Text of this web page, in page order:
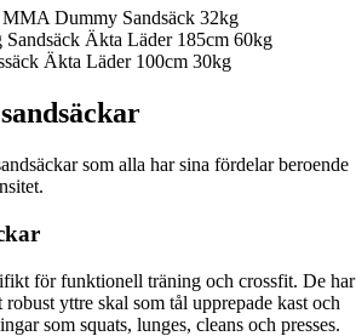
Dummy Sandsäck 32kg
Äkta Läder 185cm 60kg
Äkta Läder 100cm 30kg
som alla har sina fördelar beroende
för funktionell träning och crossfit. De har
yttre skal som tål upprepade kast och
som squats, lunges, cleans och presses.